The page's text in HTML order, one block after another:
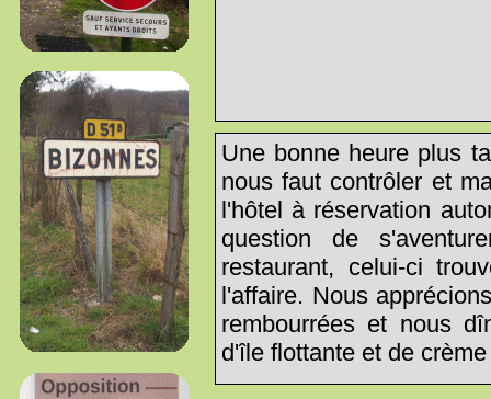
Une bonne heure plus
nous faut contrôler et
l'hôtel à réservation
question de
restaurant, celui-ci
l'affaire. Nous
rembourrées et nous
d'île flottante et de